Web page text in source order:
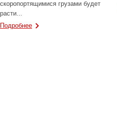
скоропортящимися грузами будет
расти...
Подробнее